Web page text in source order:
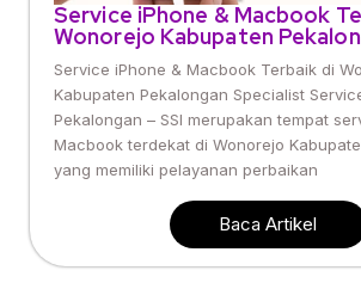
Service iPhone & Macbook
Wonorejo Kabupaten
Service iPhone & Macbook Terbaik di
Kabupaten Pekalongan Specialist
Pekalongan – SSI merupakan tempat
Macbook terdekat di Wonorejo
yang memiliki pelayanan perbaikan
Baca Artikel